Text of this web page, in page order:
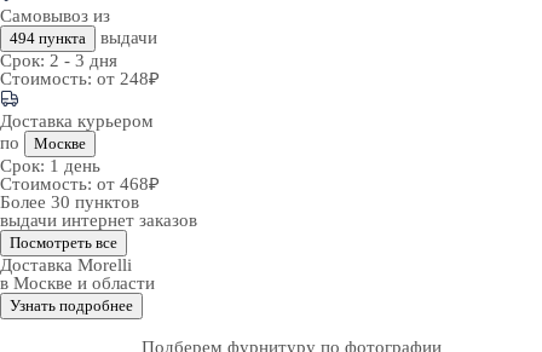
Самовывоз из
494 пункта
выдачи
Срок: 2 - 3 дня
Стоимость: от 248₽
Доставка курьером
по
Москве
Срок: 1 день
Стоимость: от 468₽
Более 30 пунктов
выдачи интернет заказов
Посмотреть все
Доставка Morelli
в Москве и области
Узнать подробнее
Подберем фурнитуру по фотографии